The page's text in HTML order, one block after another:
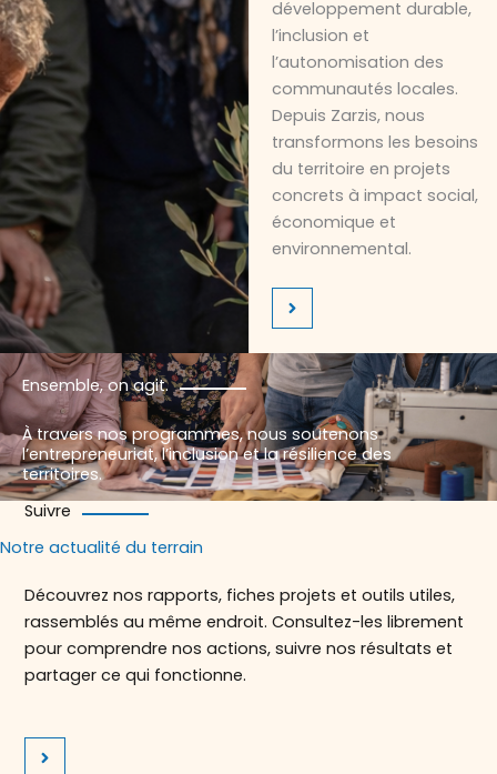
Ensemble, on agit.
À travers nos programmes, nous soutenons
l’entrepreneuriat, l’inclusion et la résilience des
territoires.
développement durable,
l’inclusion et
l’autonomisation des
communautés locales.
Depuis Zarzis, nous
transformons les besoins
du territoire en projets
concrets à impact social,
économique et
environnemental.
Suivre
Notre actualité du terrain
Découvrez nos rapports, fiches projets et outils utiles,
rassemblés au même endroit. Consultez-les librement
pour comprendre nos actions, suivre nos résultats et
partager ce qui fonctionne.